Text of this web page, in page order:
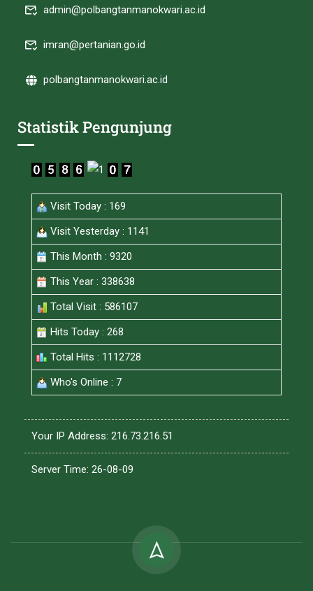
admin@polbangtanmanokwari.ac.id
imran@pertanian.go.id
polbangtanmanokwari.ac.id
Statistik Pengunjung
Visit Today : 169
Visit Yesterday : 1141
This Month : 9320
This Year : 338638
Total Visit : 586107
Hits Today : 268
Total Hits : 1112728
Who's Online : 7
Your IP Address: 216.73.216.51
Server Time: 26-08-09